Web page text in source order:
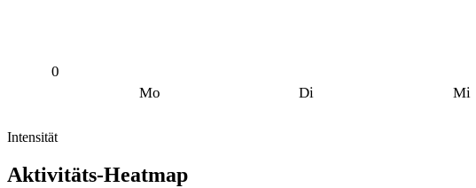
0
Mo Di Mi
Intensität
Aktivitäts-Heatmap